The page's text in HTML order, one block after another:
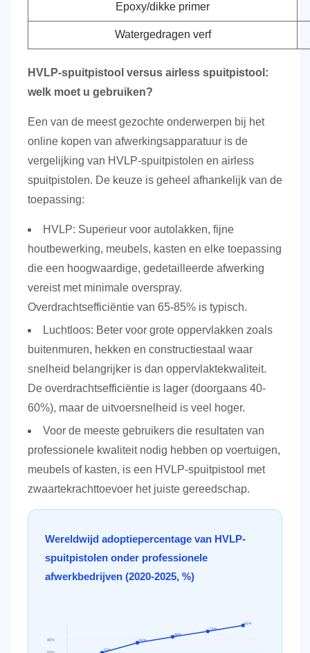
Epoxy/dikke primer
Watergedragen verf
HVLP-spuitpistool versus airless spuitpistool:
welk moet u gebruiken?
Een van de meest gezochte onderwerpen bij het
online kopen van afwerkingsapparatuur is de
vergelijking van HVLP-spuitpistolen en airless
spuitpistolen. De keuze is geheel afhankelijk van de
toepassing:
HVLP: Superieur voor autolakken, fijne
houtbewerking, meubels, kasten en elke toepassing
die een hoogwaardige, gedetailleerde afwerking
vereist met minimale overspray.
Overdrachtsefficiëntie van 65-85% is typisch.
Luchtloos: Beter voor grote oppervlakken zoals
buitenmuren, hekken en constructiestaal waar
snelheid belangrijker is dan oppervlaktekwaliteit.
De overdrachtsefficiëntie is lager (doorgaans 40-
60%), maar de uitvoersnelheid is veel hoger.
Voor de meeste gebruikers die resultaten van
professionele kwaliteit nodig hebben op voertuigen,
meubels of kasten, is een HVLP-spuitpistool met
zwaartekrachttoevoer het juiste gereedschap.
Wereldwijd adoptiepercentage van HVLP-
spuitpistolen onder professionele
afwerkbedrijven (2020-2025, %)
80%
52%
61%
68%
74%
81%